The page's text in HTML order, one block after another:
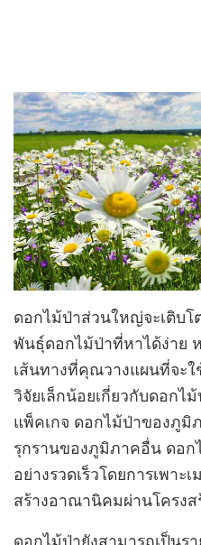
ดอกไม้ป่าส่วนใหญ่จะเติบโ
พันธุ์ดอกไม้ป่าที่หาได้ง่าย
เส้นทางที่คุณวางแผนที่จะ
วิจัยเล็กน้อยเกี่ยวกับดอกไ
แพ็คเกจ ดอกไม้ป่าของภูมิ
รุกรานของภูมิภาคอื่น ดอก
อย่างรวดเร็วโดยการเพา
สร้างอาณานิคมผ่านโครงส